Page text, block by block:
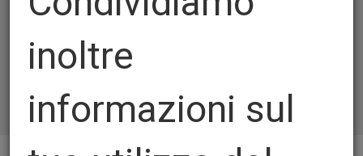
Cordonatori Armor
inoltre
informazioni sul